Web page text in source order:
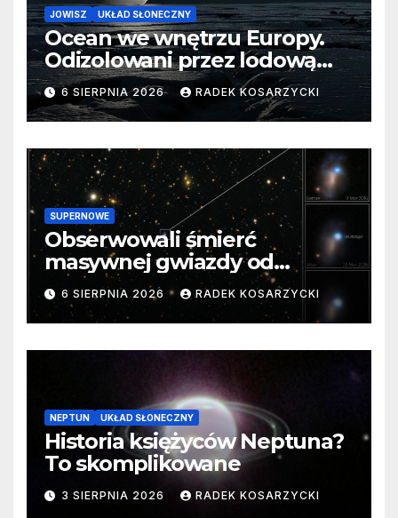
JOWISZ UKŁAD SŁONECZNY
Ocean we wnętrzu Europy.
Odizolowani przez lodową
barierę
6 SIERPNIA 2026 RADEK KOSARZYCKI
SUPERNOWE
Obserwowali śmierć
masywnej gwiazdy od
samego początku. Niezwykle
cenne dane
6 SIERPNIA 2026 RADEK KOSARZYCKI
NEPTUN UKŁAD SŁONECZNY
Historia księżyców Neptuna?
To skomplikowane
3 SIERPNIA 2026 RADEK KOSARZYCKI